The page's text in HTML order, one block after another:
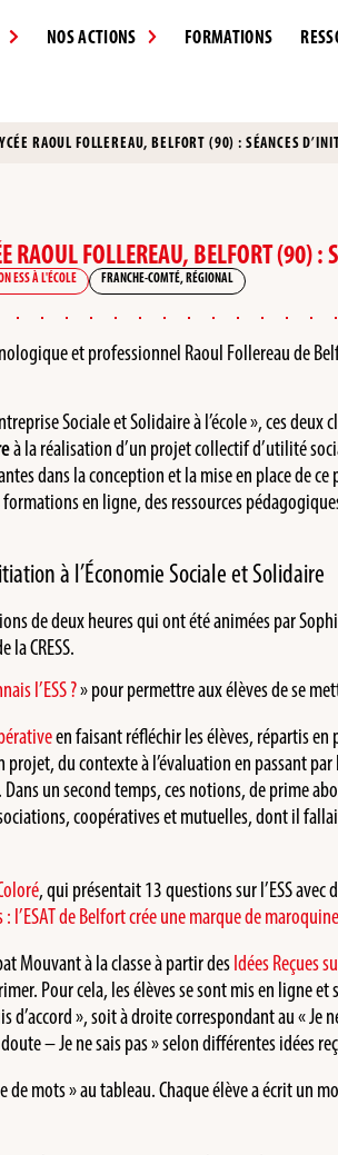
NOS ACTIONS FORMATIONS
RAOUL FOLLEREAU, BELFORT (90) : SÉANCES
RAOUL FOLLEREAU, BELFORT (90) :
ESS À L'ÉCOLE FRANCHE-COMTÉ,RÉGIONAL
et professionnel Raoul Follereau de
Sociale et Solidaire à l’école », ces deux
à la réalisation d’un projet collectif d’utilité
dans la conception et la mise en place de ce
en ligne, des ressources
à l’Économie Sociale et Solidaire
de deux heures qui ont été animées par
la CRESS.
l’ESS ?» pour permettre aux élèves de se
en faisant réfléchir les élèves, répartis
du contexte à l’évaluation en passant
un second temps, ces notions, de prime
coopératives et mutuelles, dont il
, qui présentait 13 questions sur l’ESS avec
l’ESAT de Belfort crée une marque de
Mouvant à la classe à partir desIdées Reçues
Pour cela, les élèves se sont mis en ligne
», soit à droite correspondant au « Je
– Je ne sais pas » selon différentes idées
de mots » au tableau. Chaque élève a écrit un